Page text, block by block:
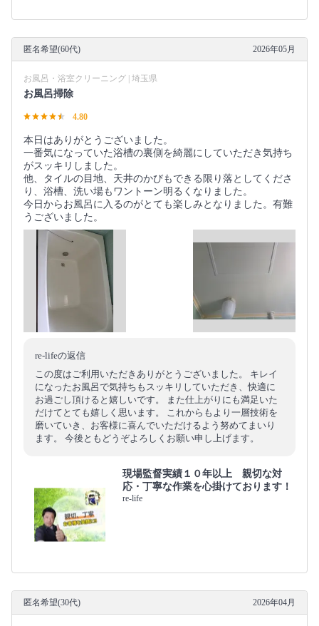
匿名希望(60代) 2026年05月
お風呂・浴室クリーニング | 埼玉県
お風呂掃除
4.80
本日はありがとうございました。
一番気になっていた浴槽の裏側を綺麗にしていただき気持ち
がスッキリしました。
他、タイルの目地、天井のかびもできる限り落としてくださ
り、浴槽、洗い場もワントーン明るくなりました。
今日からお風呂に入るのがとても楽しみとなりました。有難
うございました。
re-lifeの返信
この度はご利用いただきありがとうございました。 キレイ
になったお風呂で気持ちもスッキリしていただき、快適に
お過ごし頂けると嬉しいです。 また仕上がりにも満足いた
だけてとても嬉しく思います。 これからもより一層技術を
磨いていき、お客様に喜んでいただけるよう努めてまいり
ます。 今後ともどうぞよろしくお願い申し上げます。
現場監督実績１０年以上 親切な対
応・丁寧な作業を心掛けております！
re-life
匿名希望(30代) 2026年04月